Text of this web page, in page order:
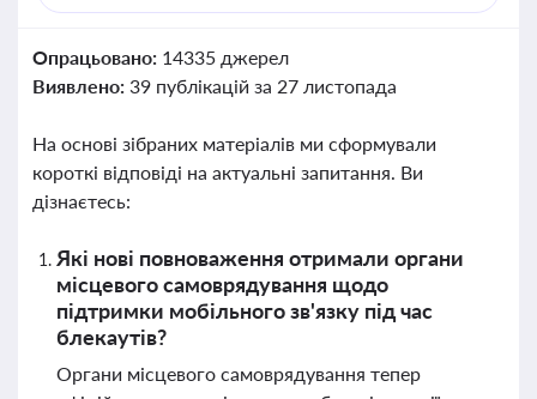
Опрацьовано: 14335 джерел
Виявлено: 39 публікацій за 27 листопада
На основі зібраних матеріалів ми сформували
короткі відповіді на актуальні запитання. Ви
дізнаєтесь:
Які нові повноваження отримали органи
місцевого самоврядування щодо
підтримки мобільного зв'язку під час
блекаутів?
Органи місцевого самоврядування тепер